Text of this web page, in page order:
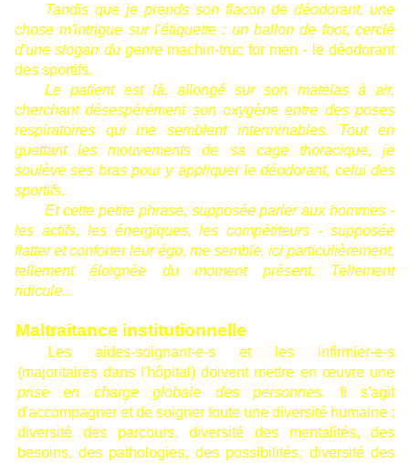
Tandis que je prends son flacon de déodorant, une
chose m'intrigue sur l'étiquette : un ballon de foot, cerclé
d'une slogan du genre machin-truc for men - le déodorant
des sportifs.
Le patient est là, allongé sur son matelas à air,
cherchant désespérément son oxygène entre des poses
respiratoires qui me semblent interminables.
Tout en
guettant les mouvements de sa cage thoracique, je
soulève ses bras pour y appliquer le déodorant, celui des
sportifs.
Et cette petite phrase, supposée parler aux hommes -
les actifs, les énergiques, les compétiteurs - supposée
flatter et conforter leur égo, me semble, ici particulièrement,
tellement éloignée du moment présent. Tellement
ridicule...
Maltraitance institutionnelle
Les aides-soignant-e-s et les infirmier-e-s
(majoritaires dans l'hôpital) doivent mettre en œuvre une
prise en charge globale des personnes.
Il s'agit
d'accompagner et de soigner toute une diversité humaine :
diversité des parcours, diversité des mentalités, des
besoins, des pathologies, des possibilités, diversité des